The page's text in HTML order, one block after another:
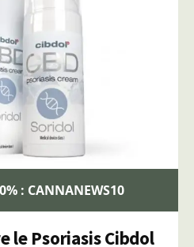
: CANNANEWS10
le Psoriasis Cibdol